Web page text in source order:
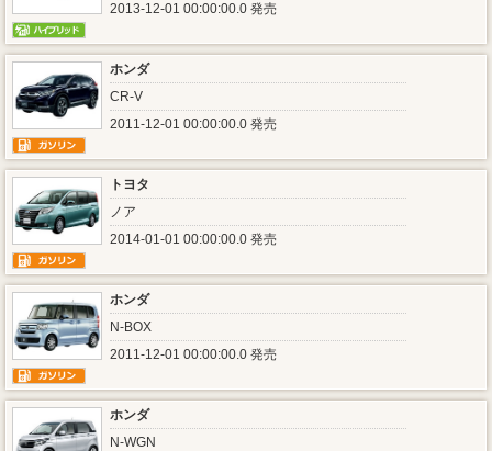
2013-12-01 00:00:00.0 発売
ホンダ
CR-V
2011-12-01 00:00:00.0 発売
トヨタ
ノア
2014-01-01 00:00:00.0 発売
ホンダ
N-BOX
2011-12-01 00:00:00.0 発売
ホンダ
N-WGN